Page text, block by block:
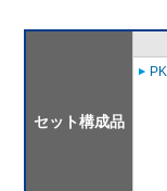
セット構成品